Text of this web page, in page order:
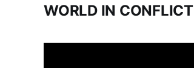
WORLD IN CONFLICT